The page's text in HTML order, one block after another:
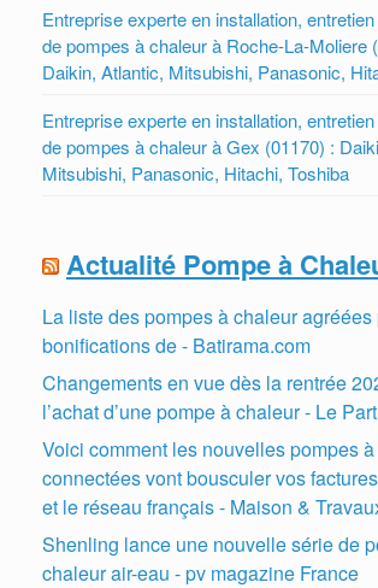
Entreprise experte en installation,
de pompes à chaleur à Roche-La-Moliere
Daikin, Atlantic, Mitsubishi, Panasonic,
Entreprise experte en installation,
de pompes à chaleur à Gex (01170) :
Mitsubishi, Panasonic, Hitachi, Toshiba
Actualité Pompe à
La liste des pompes à chaleur
bonifications de - Batirama.com
Changements en vue dès la rentrée
l’achat d’une pompe à chaleur - Le
Voici comment les nouvelles pompes
connectées vont bousculer vos
et le réseau français - Maison &
Shenling lance une nouvelle série de
chaleur air-eau - pv magazine France